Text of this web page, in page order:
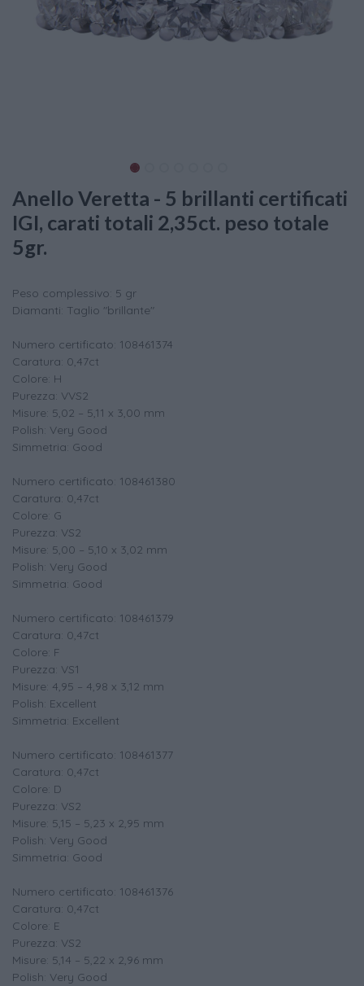
Anello Veretta - 5 brillanti certificati
IGI, carati totali 2,35ct. peso totale
5gr.
Peso complessivo: 5 gr
Diamanti: Taglio "brillante"
Numero certificato: 108461374
Caratura: 0,47ct
Colore: H
Purezza: VVS2
Misure: 5,02 – 5,11 x 3,00 mm
Polish: Very Good
Simmetria: Good
Numero certificato: 108461380
Caratura: 0,47ct
Colore: G
Purezza: VS2
Misure: 5,00 – 5,10 x 3,02 mm
Polish: Very Good
Simmetria: Good
Numero certificato: 108461379
Caratura: 0,47ct
Colore: F
Purezza: VS1
Misure: 4,95 – 4,98 x 3,12 mm
Polish: Excellent
Simmetria: Excellent
Numero certificato: 108461377
Caratura: 0,47ct
Colore: D
Purezza: VS2
Misure: 5,15 – 5,23 x 2,95 mm
Polish: Very Good
Simmetria: Good
Numero certificato: 108461376
Caratura: 0,47ct
Colore: E
Purezza: VS2
Misure: 5,14 – 5,22 x 2,96 mm
Polish: Very Good